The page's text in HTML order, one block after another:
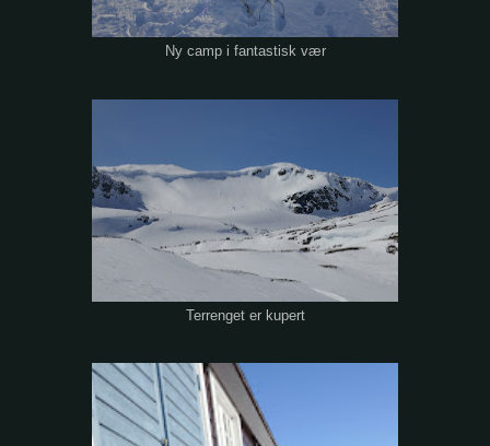
Ny camp i fantastisk vær
Terrenget er kupert